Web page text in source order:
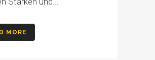
MORE